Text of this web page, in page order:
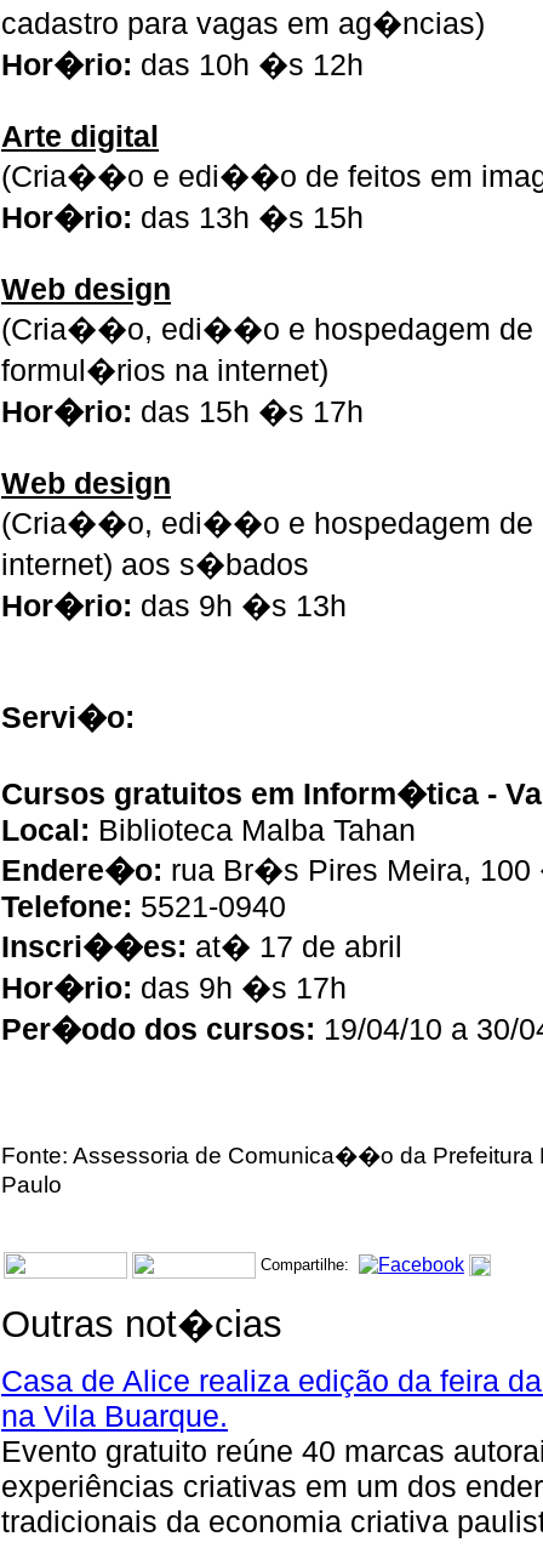
cadastro para vagas em ag�ncias)
Hor�rio: das 10h �s 12h
Arte digital
(Cria��o e edi��o de feitos em
Hor�rio: das 13h �s 15h
Web design
(Cria��o, edi��o e hospedagem de
formul�rios na internet)
Hor�rio: das 15h �s 17h
Web design
(Cria��o, edi��o e hospedagem de
internet) aos s�bados
Hor�rio: das 9h �s 13h
Servi�o:
Cursos gratuitos em Inform�tica -
Local: Biblioteca Malba Tahan
Endere�o: rua Br�s Pires Meira,
Telefone: 5521-0940
Inscri��es: at� 17 de abril
Hor�rio: das 9h �s 17h
Per�odo dos cursos: 19/04/10 a 30/
Fonte: Assessoria de Comunica��o da
Paulo
Compartilhe:
Outras not�cias
Casa de Alice realiza edição da feira
na Vila Buarque.
Evento gratuito reúne 40 marcas
experiências criativas em um dos
tradicionais da economia criativa